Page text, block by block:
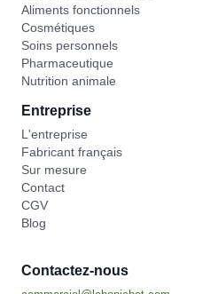
Aliments fonctionnels
Cosmétiques
Soins personnels
Pharmaceutique
Nutrition animale
Entreprise
L'entreprise
Fabricant français
Sur mesure
Contact
CGV
Blog
Contactez-nous